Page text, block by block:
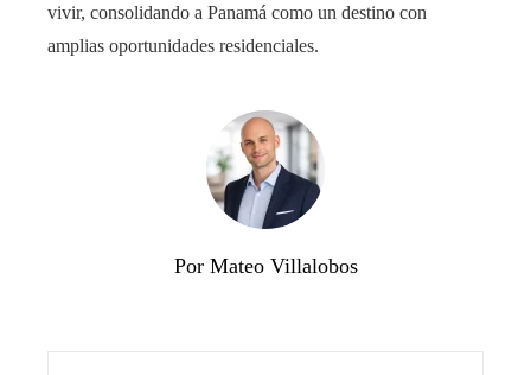
vivir, consolidando a Panamá como un destino con
amplias oportunidades residenciales.
Por Mateo Villalobos